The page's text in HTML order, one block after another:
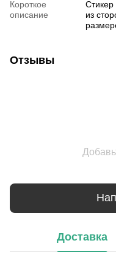
Короткое
описание
из
Отзывы
Доставка